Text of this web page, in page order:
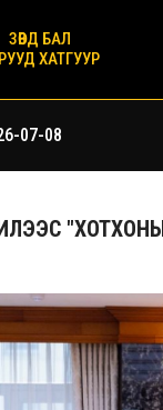
ЗӨВД БАЛ
ХАТГУУР
07-08